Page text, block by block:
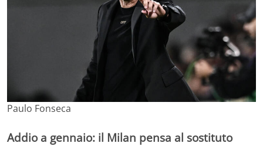
Paulo Fonseca
Addio a gennaio: il Milan pensa al sostituto